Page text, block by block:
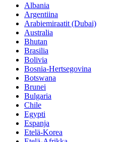
Albania
Argentiina
Arabiemiraatit (Dubai)
Australia
Bhutan
Brasilia
Bolivia
Bosnia-Hertsegovina
Botswana
Brunei
Bulgaria
Chile
Egypti
Espanja
Etelä-Korea